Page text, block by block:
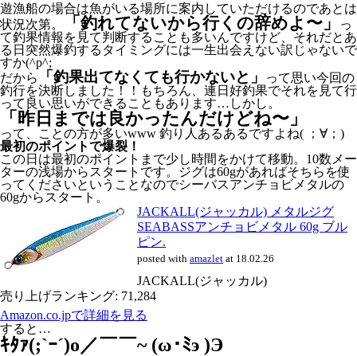
遊漁船の場合は魚がいる場所に案内していただけるのであとは
状況次第。
「釣れてないから行くの辞めよ〜」
っ
て釣果情報を見て判断することも多いんですけど、それだとあ
る日突然爆釣するタイミングには一生出会えない訳じゃないで
すか(^p^;
だから
「釣果出てなくても行かないと」
って思い今回の
釣行を決断しました！！もちろん、連日好釣果でそれを見て行
って良い思いができることもあります…しかし。
「昨日までは良かったんだけどね〜」
って、ことの方が多いwww 釣り人あるあるですよね( ；∀；)
最初のポイントで爆裂！
この日は最初のポイントまで少し時間をかけて移動。10数メー
ターの浅場からスタートです。ジグは60gがあればそちらを使
ってくださいということなのでシーバスアンチョビメタルの
60gからスタート。
JACKALL(ジャッカル) メタルジグ
SEABASSアンチョビメタル 60g ブル
ピン.
posted with amazlet at 18.02.26
JACKALL(ジャッカル)
売り上げランキング: 71,284
Amazon.co.jpで詳細を見る
すると…
ｷﾀｧ(;`ｰ´)o／￣￣~ (ω･ﾐэ )Э